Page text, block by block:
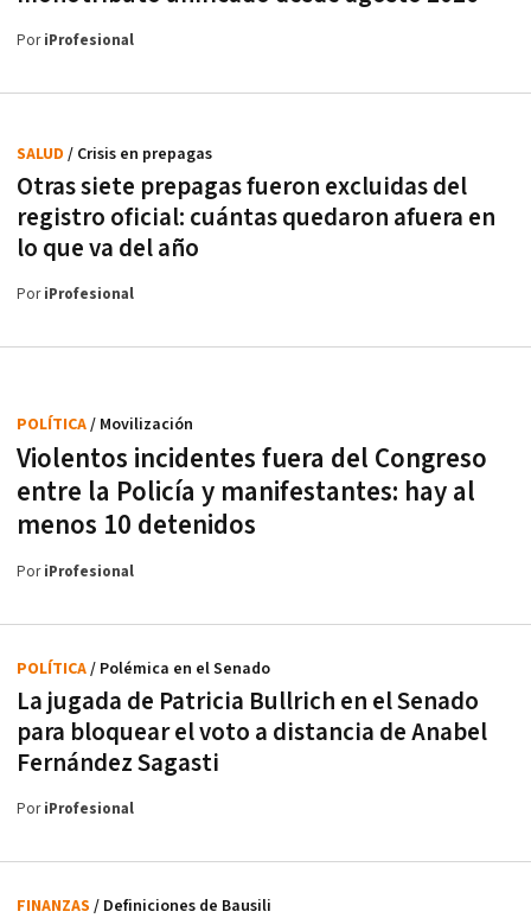
PoriProfesional
Otras siete prepagas fueron excluidas del
registro oficial: cuántas quedaron afuera en
lo que va del año
SALUD / Crisis en prepagas
PoriProfesional
Violentos incidentes fuera del Congreso
entre la Policía y manifestantes: hay al
menos 10 detenidos
POLÍTICA/ Movilización
PoriProfesional
La jugada de Patricia Bullrich en el Senado
para bloquear el voto a distancia de Anabel
Fernández Sagasti
POLÍTICA/ Polémica en el Senado
PoriProfesional
FINANZAS / Definiciones de Bausili